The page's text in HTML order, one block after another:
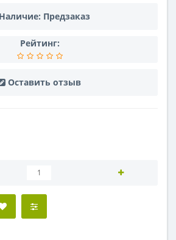
Наличие: Предзаказ
Рейтинг:
Оставить отзыв